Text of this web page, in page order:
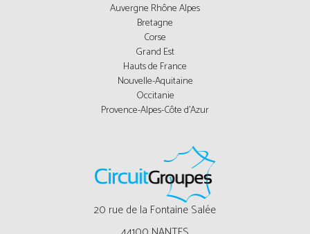
Auvergne Rhône Alpes
Bretagne
Corse
Grand Est
Hauts de France
Nouvelle-Aquitaine
Occitanie
Provence-Alpes-Côte d'Azur
20 rue de la Fontaine Salée